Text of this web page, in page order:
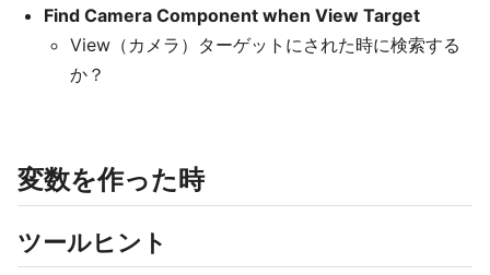
Find Camera Component when View Target
View（カメラ）ターゲットにされた時に検索する
か？
変数を作った時
ツールヒント